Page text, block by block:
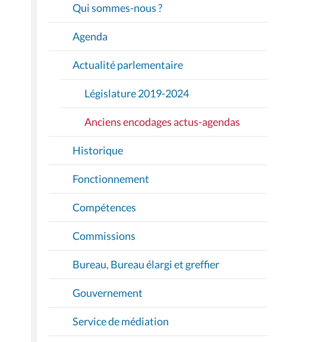
T
O
Qui sommes-nous ?
Agenda
Actualité parlementaire
Législature 2019-2024
Anciens encodages actus-agendas
Historique
Fonctionnement
Compétences
Commissions
Bureau, Bureau élargi et greffier
Gouvernement
Service de médiation